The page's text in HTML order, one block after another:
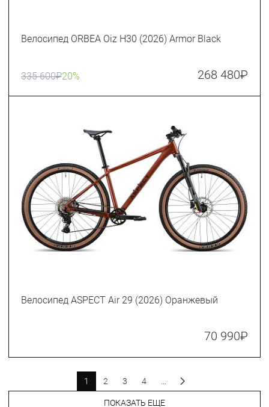
Велосипед ORBEA Oiz H30 (2026) Armor Black
335 600₽20% 268 480₽
Велосипед ASPECT Air 29 (2026) Оранжевый
70 990₽
ПОКАЗАТЬ ЕЩЕ
1 2 3 4